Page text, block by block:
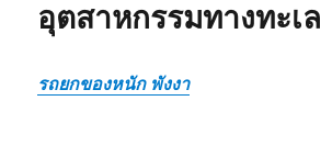
อุตสาหกรรมทางทะเล
รถยกของหนัก พังงา